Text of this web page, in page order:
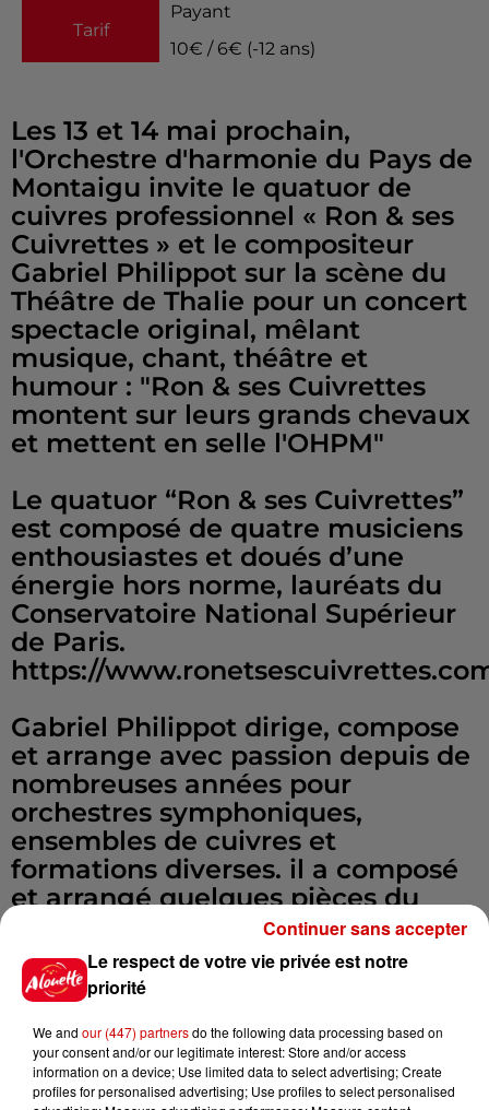
Tarif
Payant
10€ / 6€ (-12 ans)
Les 13 et 14 mai prochain,
l'Orchestre d'harmonie du Pays de
Montaigu invite le quatuor de
cuivres professionnel « Ron & ses
Cuivrettes » et le compositeur
Gabriel Philippot sur la scène du
Théâtre de Thalie pour un concert
spectacle original, mêlant
musique, chant, théâtre et
humour : "Ron & ses Cuivrettes
montent sur leurs grands chevaux
et mettent en selle l'OHPM"
Le quatuor “Ron & ses Cuivrettes”
est composé de quatre musiciens
enthousiastes et doués d’une
énergie hors norme, lauréats du
Conservatoire National Supérieur
de Paris.
https://
Gabriel Philippot dirige, compose
et arrange avec passion depuis de
nombreuses années pour
orchestres symphoniques,
ensembles de cuivres et
formations diverses. il a composé
et arrangé quelques pièces du
spectacle, et sera présent lors de
ce weekend pour prendre
exceptionnellement la direction
de l'Orchestre d'Harmonie du Pays
de Montaigu.
Fondé en 1967, l'orchestre
Le respect de votre vie privée est notre
priorité
We and our (447) partnersdo the following data processing based on
your consent and/or our legitimate interest: Store and/or access
information on a device; Use limited data to select advertising; Create
profiles for personalised advertising; Use profiles to select personalised
Continuer sans accepter